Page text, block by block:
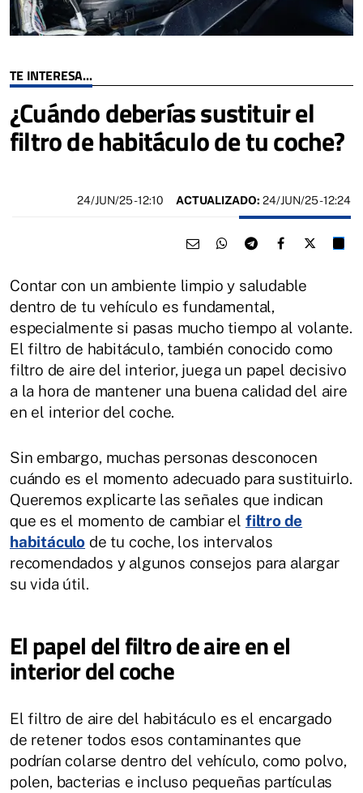
TE INTERESA...
¿Cuándo deberías sustituir el
filtro de habitáculo de tu coche?
24/JUN/25- 12:10 ACTUALIZADO: 24/JUN/25 - 12:24
Contar con un ambiente limpio y saludable
dentro de tu vehículo es fundamental,
especialmente si pasas mucho tiempo al volante.
El filtro de habitáculo, también conocido como
filtro de aire del interior, juega un papel decisivo
a la hora de mantener una buena calidad del aire
en el interior del coche.
Sin embargo, muchas personas desconocen
cuándo es el momento adecuado para sustituirlo.
Queremos explicarte las señales que indican
que es el momento de cambiar el filtro de
habitáculo de tu coche, los intervalos
recomendados y algunos consejos para alargar
su vida útil.
El papel del filtro de aire en el
interior del coche
El filtro de aire del habitáculo es el encargado
de retener todos esos contaminantes que
podrían colarse dentro del vehículo, como polvo,
polen, bacterias e incluso pequeñas partículas